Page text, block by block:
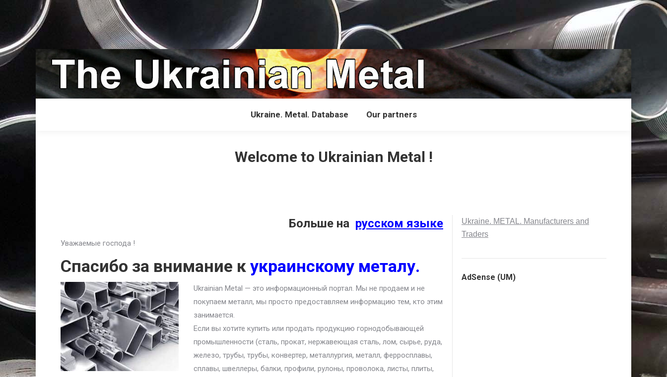
Ukraine. Metal. Database Our partners
Welcome to Ukrainian Metal !
Больше на русском языке
Уважаемые господа !
Спасибо за внимание к украинскому металу.
Ukrainian Metal — это информационный портал. Мы не продаем и не
покупаем металл, мы просто предоставляем информацию тем, кто этим
занимается.
Если вы хотите купить или продать продукцию горнодобывающей
промышленности (сталь, прокат, нержавеющая сталь, лом, сырье, руда,
железо, трубы, трубы, конвертер, металлургия, металл, ферросплавы,
сплавы, швеллеры, балки, профили, рулоны, проволока, листы, плиты,
Ukraine. METAL. Manufacturers and
Traders
AdSense (UM)